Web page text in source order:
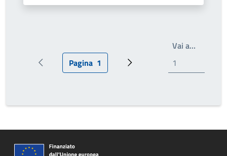
Pagina precedentePagina attuale
Pagina 1 Prossima pagina
Vai a…